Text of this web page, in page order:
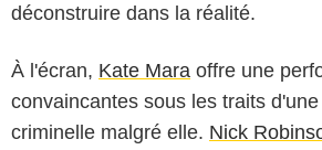
déconstruire dans la réalité.
À l'écran, Kate Mara offre une
convaincantes sous les traits
criminelle malgré elle. Nick